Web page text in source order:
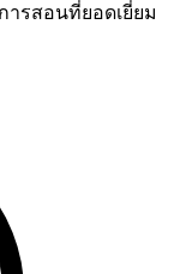
รสอนที่ยอดเยี่ยม